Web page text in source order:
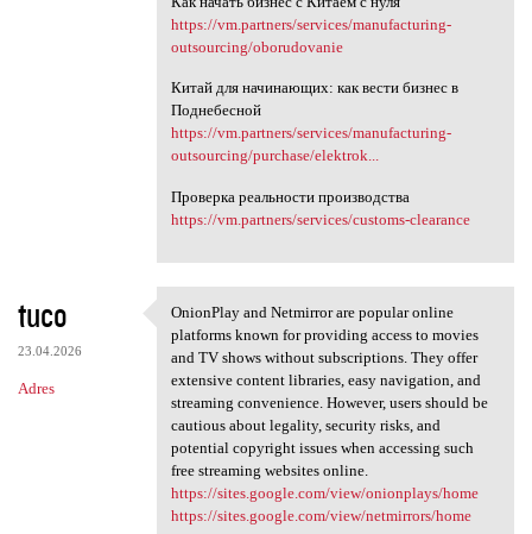
https://vm.partners/services/manufacturing-
outsourcing/oborudovanie
Китай для начинающих: как вести бизнес в
Поднебесной
https://vm.partners/services/manufacturing-
outsourcing/purchase/elektrok...
Проверка реальности производства
https://vm.partners/services/customs-clearance
tuco
23.04.2026
Adres
OnionPlay and Netmirror are
OnionPlay and Netmirror are popular online
platforms known for providing access to movies
and TV shows without subscriptions. They offer
extensive content libraries, easy navigation, and
streaming convenience. However, users should be
cautious about legality, security risks, and
potential copyright issues when accessing such
free streaming websites online.
https://sites.google.com/view/onionplays/home
https://sites.google.com/view/netmirrors/home